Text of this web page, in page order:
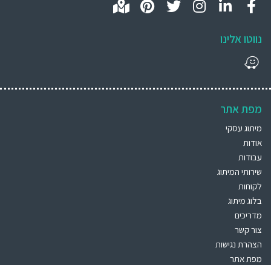
נווטו אלינו
מפת אתר
מיתוג עסקי
אודות
עבודות
שירותי המיתוג
לקוחות
בלוג מיתוג
מדריכים
צור קשר
הצהרת נגישות
מפת אתר